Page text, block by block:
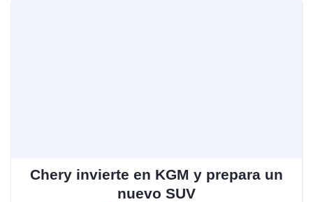
Chery invierte en KGM y prepara un
nuevo SUV